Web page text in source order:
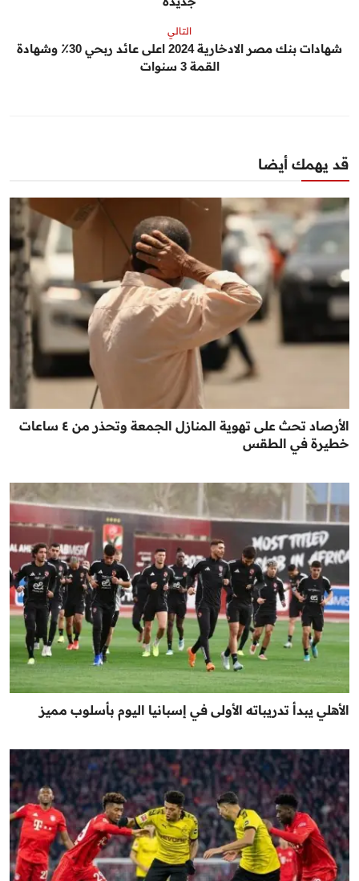
التالي
شهادات بنك مصر الادخارية 2024 اعلى عائد ربحي 30٪ وشهادة
القمة 3 سنوات
قد يهمك أيضا
الأرصاد تحث على تهوية المنازل الجمعة وتحذر من ٤ ساعات
خطيرة في الطقس
الأهلي يبدأ تدريباته الأولى في إسبانيا اليوم بأسلوب مميز